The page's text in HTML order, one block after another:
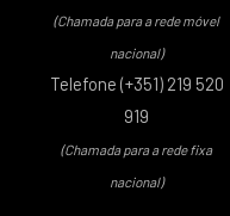
(Chamada para a rede móvel
nacional)
Telefone (+351) 219 520
919
(Chamada para a rede fixa
nacional)